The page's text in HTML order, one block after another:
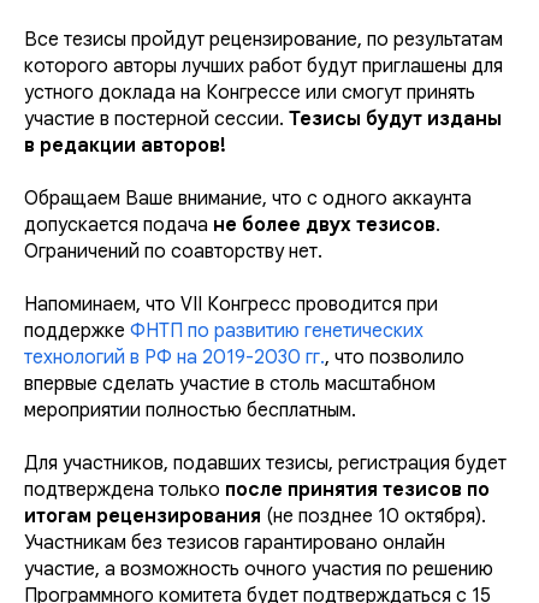
Все тезисы пройдут рецензирование, по результатам
которого авторы лучших работ будут приглашены для
устного доклада на Конгрессе или смогут принять
участие в постерной сессии. Тезисы будут изданы
в редакции авторов!
Обращаем Ваше внимание, что с одного аккаунта
допускается подача не более двух тезисов.
Ограничений по соавторству нет.
Напоминаем, что VII Конгресс проводится при
поддержке ФНТП по развитию генетических
технологий в РФ на 2019-2030 гг., что позволило
впервые сделать участие в столь масштабном
мероприятии полностью бесплатным.
Для участников, подавших тезисы, регистрация будет
подтверждена только после принятия тезисов по
итогам рецензирования (не позднее 10 октября).
Участникам без тезисов гарантировано онлайн
участие, а возможность очного участия по решению
Программного комитета будет подтверждаться с 15